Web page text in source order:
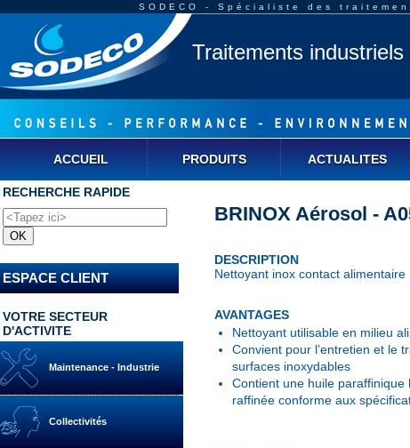
SODECO - Spécialiste des
Traitements
ACCUEIL PRODUITS ACTUALITES
RECHERCHE RAPIDE
ESPACE CLIENT
VOTRE SECTEUR
D'ACTIVITE
Maintenance - Industrie
Collectivités
BRINOX Aérosol -
DESCRIPTION
Nettoyant inox contact alimentaire
AVANTAGES
Nettoyant utilisable en milieu
Convient pour l’entretien et le
surfaces inoxydables
Contient une huile paraffinique
raffinée conforme aux